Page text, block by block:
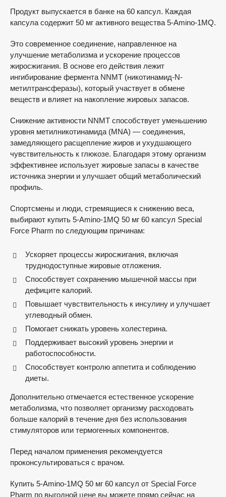
Продукт выпускается в банке на 60 капсул. Каждая
капсула содержит 50 мг активного вещества 5-Amino-1MQ.
Это современное соединение, направленное на
улучшение метаболизма и ускорение процессов
жиросжигания. В основе его действия лежит
ингибирование фермента NNMT (никотинамид-N-
метилтрансферазы), который участвует в обмене
веществ и влияет на накопление жировых запасов.
Снижение активности NNMT способствует уменьшению
уровня метилникотинамида (MNA) — соединения,
замедляющего расщепление жиров и ухудшающего
чувствительность к глюкозе. Благодаря этому организм
эффективнее использует жировые запасы в качестве
источника энергии и улучшает общий метаболический
профиль.
Спортсмены и люди, стремящиеся к снижению веса,
выбирают купить 5-Amino-1MQ 50 мг 60 капсул Special
Force Pharm по следующим причинам:
Ускоряет процессы жиросжигания, включая
труднодоступные жировые отложения.
Способствует сохранению мышечной массы при
дефиците калорий.
Повышает чувствительность к инсулину и улучшает
углеводный обмен.
Помогает снижать уровень холестерина.
Поддерживает высокий уровень энергии и
работоспособности.
Способствует контролю аппетита и соблюдению
диеты.
Дополнительно отмечается естественное ускорение
метаболизма, что позволяет организму расходовать
больше калорий в течение дня без использования
стимуляторов или термогенных компонентов.
Перед началом применения рекомендуется
проконсультироваться с врачом.
Купить 5-Amino-1MQ 50 мг 60 капсул от Special Force
Pharm по выгодной цене вы можете прямо сейчас на